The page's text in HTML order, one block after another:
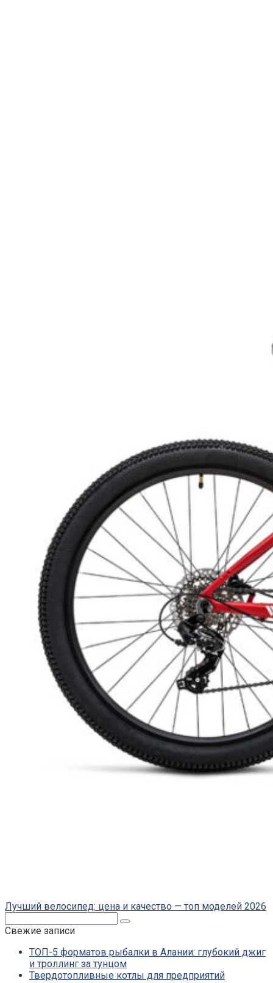
Лучший велосипед: цена и качество — топ моделей 2026
Свежие записи
ТОП-5 форматов рыбалки в Алании: глубокий джиг
и троллинг за тунцом
Твердотопливные котлы для предприятий